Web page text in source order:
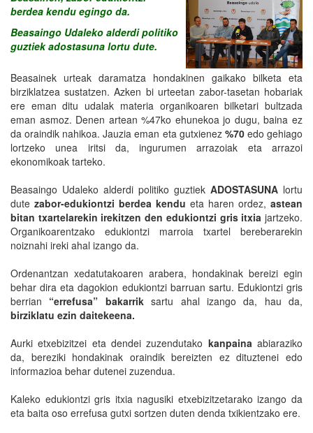
berdea kendu egingo da.
Beasaingo Udaleko alderdi politiko
guztiek adostasuna lortu dute.
Beasainek urteak daramatza hondakinen gaikako bilketa eta
birziklatzea sustatzen. Azken bi urteetan zabor-tasetan hobariak
ere eman ditu udalak materia organikoaren bilketari bultzada
eman asmoz. Denen artean %47ko ehunekoa jo dugu, baina ez
da oraindik nahikoa. Jauzia eman eta gutxienez%70edo gehiago
lortzeko unea iritsi da, ingurumen arrazoiak eta arrazoi
ekonomikoak tarteko.
Beasaingo Udaleko alderdi politiko guztiek ADOSTASUNA lortu
dute zabor-edukiontzi berdea kendu eta haren ordez, astean
bitan txartelarekin irekitzen den edukiontzi gris itxia jartzeko.
Organikoarentzako edukiontzi marroia txartel bereberarekin
noiznahi ireki ahal izango da.
Ordenantzan xedatutakoaren arabera, hondakinak bereizi egin
behar dira eta dagokion edukiontzi barruan sartu. Edukiontzi gris
berrian “errefusa” bakarriksartu ahal izango da, hau da,
birziklatu ezin daitekeena.
Aurki etxebizitzei eta dendei zuzendutako kanpainaabiaraziko
da, bereziki hondakinak oraindik bereizten ez dituztenei edo
informazioa behar dutenei zuzendua.
Kaleko edukiontzi gris itxia nagusiki etxebizitzetarako izango da
eta baita oso errefusa gutxi sortzen duten denda txikientzako ere.